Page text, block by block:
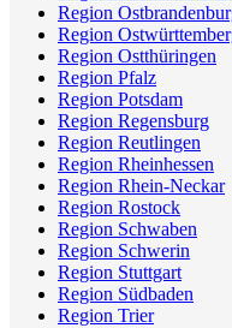
Region
Region
Region Ostthüringen
Region Pfalz
Region Potsdam
Region Regensburg
Region Reutlingen
Region Rheinhessen
Region Rhein-Neckar
Region Rostock
Region Schwaben
Region Schwerin
Region Stuttgart
Region Südbaden
Region Trier